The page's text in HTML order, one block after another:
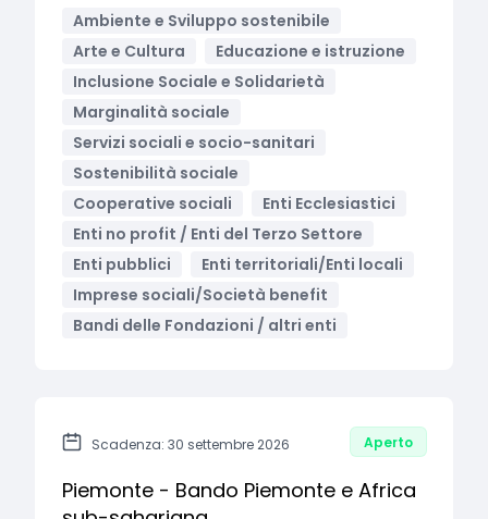
Ambiente e Sviluppo sostenibile
Arte e Cultura
Educazione e istruzione
Inclusione Sociale e Solidarietà
Marginalità sociale
Servizi sociali e socio-sanitari
Sostenibilità sociale
Cooperative sociali
Enti Ecclesiastici
Enti no profit / Enti del Terzo Settore
Enti pubblici
Enti territoriali/Enti locali
Imprese sociali/Società benefit
Bandi delle Fondazioni / altri enti
Scadenza: 30 settembre 2026 Aperto
Piemonte - Bando Piemonte e Africa